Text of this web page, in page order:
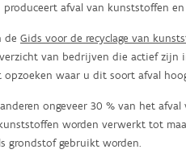
produceert afval van kunststoffen
de Gids voor de recyclage van
van bedrijven die actief zijn
waar u dit soort afval
ongeveer 30 % van het
worden verwerkt tot
grondstof gebruikt worden.